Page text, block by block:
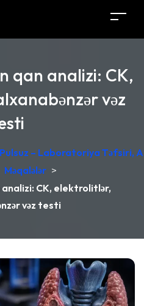
qan analizi: CK,
vəz
– Laboratoriya Təfsiri,
Məqalələr >
analizi: CK, elektrolitlər,
vəz testi